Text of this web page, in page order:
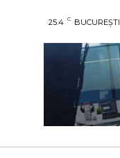
25.4 C BUCUREȘTI